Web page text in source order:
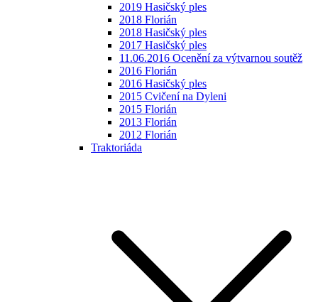
2019 Hasičský ples
2018 Florián
2018 Hasičský ples
2017 Hasičský ples
11.06.2016 Ocenění za výtvarnou soutěž
2016 Florián
2016 Hasičský ples
2015 Cvičení na Dyleni
2015 Florián
2013 Florián
2012 Florián
Traktoriáda